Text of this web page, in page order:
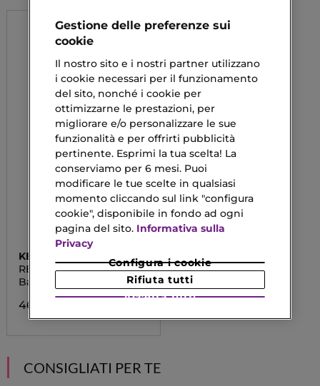
KERASTASE
RESISTANCE
Bain Force Architecte
46,90 €
CONSIGLIATI PER TE
Gestione delle preferenze sui
cookie
Il nostro sito e i nostri partner utilizzano
i cookie necessari per il funzionamento
del sito, nonché i cookie per
ottimizzarne le prestazioni, per
migliorare e/o personalizzare le sue
funzionalità e per offrirti pubblicità
pertinente. Esprimi la tua scelta! La
conserviamo per 6 mesi. Puoi
modificare le tue scelte in qualsiasi
momento cliccando sul link "configura
cookie", disponibile in fondo ad ogni
pagina del sito. Informativa sulla
Privacy
Configura i cookie
Rifiuta tutti
Accetta tutti